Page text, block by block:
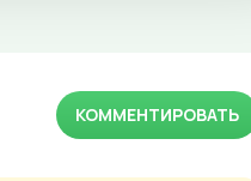
КОММЕНТИРОВАТЬ